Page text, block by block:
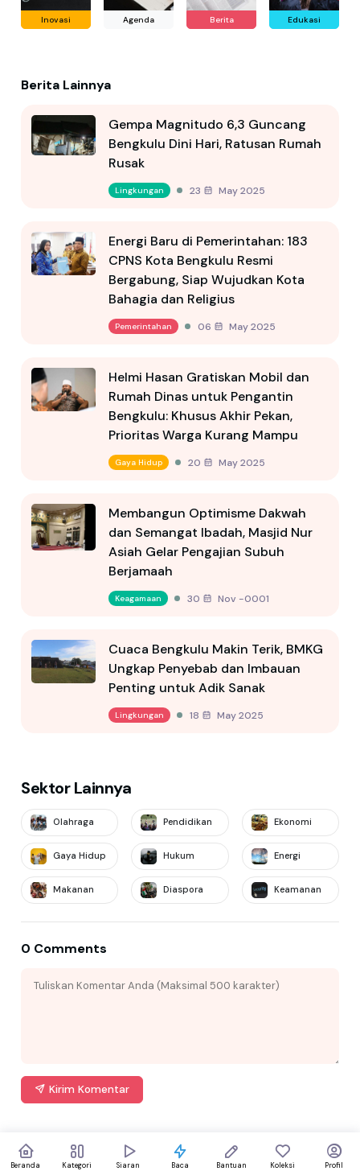
Inovasi Agenda Berita Edukasi
Berita Lainnya
Gempa Magnitudo 6,3 Guncang
Bengkulu Dini Hari, Ratusan Rumah
Rusak
Lingkungan 23 May 2025
Energi Baru di Pemerintahan: 183
CPNS Kota Bengkulu Resmi
Bergabung, Siap Wujudkan Kota
Bahagia dan Religius
Pemerintahan 06 May 2025
Helmi Hasan Gratiskan Mobil dan
Rumah Dinas untuk Pengantin
Bengkulu: Khusus Akhir Pekan,
Prioritas Warga Kurang Mampu
Gaya Hidup 20 May 2025
Membangun Optimisme Dakwah
dan Semangat Ibadah, Masjid Nur
Asiah Gelar Pengajian Subuh
Berjamaah
Keagamaan 30 Nov -0001
Cuaca Bengkulu Makin Terik, BMKG
Ungkap Penyebab dan Imbauan
Penting untuk Adik Sanak
Lingkungan 18 May 2025
Sektor Lainnya
Olahraga Pendidikan Ekonomi
Gaya Hidup Hukum Energi
Makanan Diaspora Keamanan
0 Comments
Kirim Komentar
Beranda Kategori Siaran Baca Bantuan Koleksi Profil